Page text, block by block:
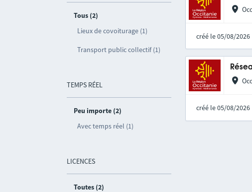
Tous (2)
Lieux de covoiturage (1)
Transport public collectif (1)
TEMPS RÉEL
Peu importe (2)
Avec temps réel (1)
LICENCES
Toutes (2)
créé le 05/08/2026
créé le 05/08/2026